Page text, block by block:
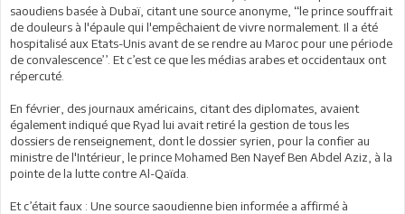
saoudiens basée à Dubaï, citant une source anonyme, ‘‘le prince souffrait
de douleurs à l'épaule qui l'empêchaient de vivre normalement. Il a été
hospitalisé aux Etats-Unis avant de se rendre au Maroc pour une période
de convalescence’’. Et c’est ce que les médias arabes et occidentaux ont
répercuté.
En février, des journaux américains, citant des diplomates, avaient
également indiqué que Ryad lui avait retiré la gestion de tous les
dossiers de renseignement, dont le dossier syrien, pour la confier au
ministre de l'Intérieur, le prince Mohamed Ben Nayef Ben Abdel Aziz, à la
pointe de la lutte contre Al-Qaïda.
Et c’était faux : Une source saoudienne bien informée a affirmé à